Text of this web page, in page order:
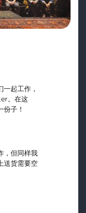
起工作，
。在这
子！
，但同样我
送货需要空